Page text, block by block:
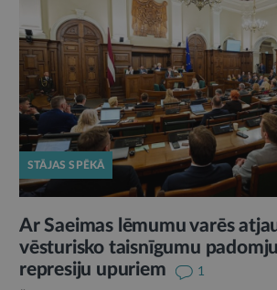
STĀJAS SPĒKĀ
Ar Saeimas lēmumu varēs
vēsturisko taisnīgumu
represiju upuriem
1